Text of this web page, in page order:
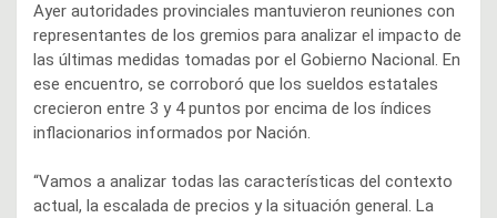
Ayer autoridades provinciales mantuvieron reuniones con
representantes de los gremios para analizar el impacto de
las últimas medidas tomadas por el Gobierno Nacional. En
ese encuentro, se corroboró que los sueldos estatales
crecieron entre 3 y 4 puntos por encima de los índices
inflacionarios informados por Nación.
“Vamos a analizar todas las características del contexto
actual, la escalada de precios y la situación general. La